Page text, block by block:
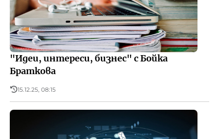
Реклама
БНР
Детското.БНР
Архивен фонд на БНР
"Идеи, интереси, бизнес" с Бойка
Браткова
15.12.25, 08:15